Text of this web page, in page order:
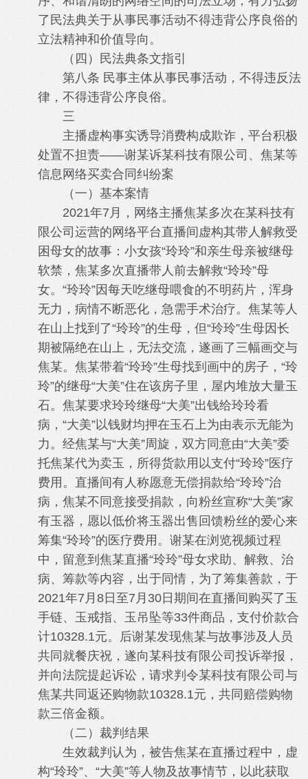
了民法典关于从事民事活动不得违背公序良俗的
立法精神和价值导向。
（四）民法典条文指引
第八条 民事主体从事民事活动，不得违反法
律，不得违背公序良俗。
三
主播虚构事实诱导消费构成欺诈，平台积极
处置不担责——谢某诉某科技有限公司、焦某等
信息网络买卖合同纠纷案
（一）基本案情
2021年7月，网络主播焦某多次在某科技有
限公司运营的网络平台直播间虚构其带人解救受
困母女的故事：小女孩“玲玲”和亲生母亲被继母
软禁，焦某多次直播带人前去解救“玲玲”母
女。“玲玲”因每天吃继母喂食的不明药片，浑身
无力，病情不断恶化，急需手术治疗。焦某等人
在山上找到了“玲玲”的生母，但“玲玲”生母因长
期被隔绝在山上，无法交流，遂画了三幅画交与
焦某。焦某带着“玲玲”生母找到画中的房子，“玲
玲”的继母“大美”住在该房子里，屋内堆放大量玉
石。焦某要求玲玲继母“大美”出钱给玲玲看
病，“大美”以钱财均押在玉石上为由表示无能为
力。经焦某与“大美”周旋，双方同意由“大美”委
托焦某代为卖玉，所得货款用以支付“玲玲”医疗
费用。直播间有人称愿意无偿捐款给“玲玲”治
病，焦某不同意接受捐款，向粉丝宣称“大美”家
有玉器，愿以低价将玉器出售回馈粉丝的爱心来
筹集“玲玲”的医疗费用。谢某在浏览视频过程
中，留意到焦某直播“玲玲”母女求助、解救、治
病、筹款等内容，出于同情，为了筹集善款，于
2021年7月8日至7月30日期间在直播间购买了玉
手链、玉戒指、玉吊坠等33件商品，支付价款合
计10328.1元。后谢某发现焦某与故事涉及人员
共同就餐庆祝，遂向某科技有限公司投诉举报，
并向法院提起诉讼，请求判令某科技有限公司与
焦某共同返还购物款10328.1元，共同赔偿购物
款三倍金额。
（二）裁判结果
生效裁判认为，被告焦某在直播过程中，虚
构“玲玲”、“大美”等人物及故事情节，以此获取